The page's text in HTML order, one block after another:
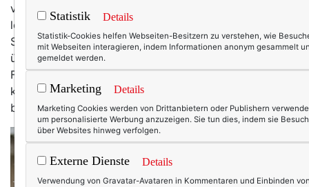
versinken lassen, während vor mir das Kaminfeuer
lodert und unsere zwei Katzenmädchen (Gina und
Sophia – weil wir sie von einer Pflegestelle in Italien
übernommen haben) mit einer kleinen Christbaumkugel
Fußball spielen (ja, unser Baum steht noch!). Ach,
könnten der Winter und das Leben doch immer so
bleiben … oder wenigstens noch ein paar Tage.
Statistik Details
Statistik-Cookies helfen Webseiten-Besitzern zu verstehen, wie
mit Webseiten interagieren, indem Informationen anonym gesammelt
gemeldet werden.
Marketing Details
Marketing Cookies werden von Drittanbietern oder Publishern
um personalisierte Werbung anzuzeigen. Sie tun dies, indem sie
über Websites hinweg verfolgen.
Externe Dienste Details
Verwendung von Gravatar-Avataren in Kommentaren und Einbinden